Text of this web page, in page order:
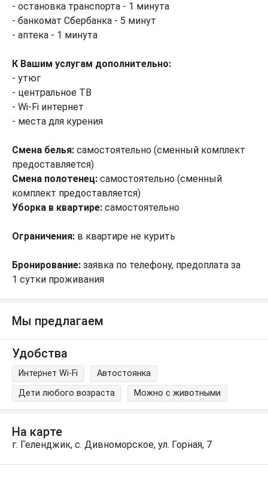
- остановка транспорта - 1 минута
- банкомат Сбербанка - 5 минут
- аптека - 1 минута
К Вашим услугам дополнительно:
- утюг
- центральное ТВ
- Wi-Fi интернет
- места для курения
Смена белья: самостоятельно (сменный комплект
предоставляется)
Смена полотенец: самостоятельно (сменный
комплект предоставляется)
Уборка в квартире: самостоятельно
Ограничения: в квартире не курить
Бронирование: заявка по телефону, предоплата за
1 сутки проживания
Мы предлагаем
Удобства
Интернет Wi-Fi
Автостоянка
Дети любого возраста
Можно с животными
На карте
г. Геленджик, с. Дивноморское, ул. Горная, 7